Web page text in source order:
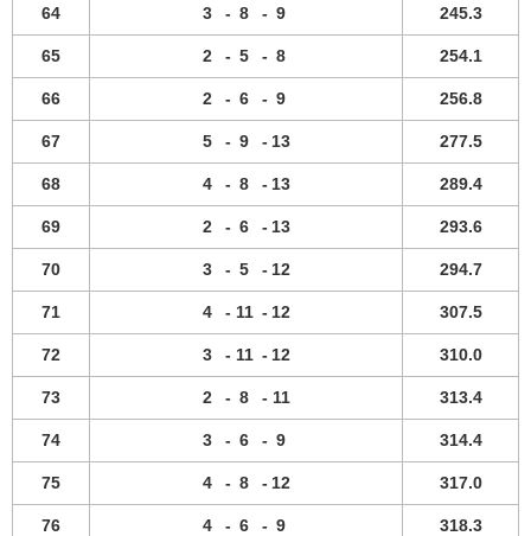
64 3 - 8 - 9 245.3
65 2 - 5 - 8 254.1
66 2 - 6 - 9 256.8
67 5 - 9 - 13 277.5
68 4 - 8 - 13 289.4
69 2 - 6 - 13 293.6
70 3 - 5 - 12 294.7
71 4 - 11 - 12 307.5
72 3 - 11 - 12 310.0
73 2 - 8 - 11 313.4
74 3 - 6 - 9 314.4
75 4 - 8 - 12 317.0
76 4 - 6 - 9 318.3